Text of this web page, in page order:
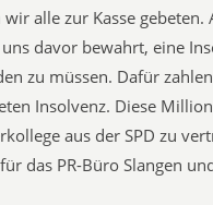
alle zur Kasse
davor bewahrt, eine
zu müssen. Dafür
Insolvenz. Diese
aus der SPD zu
das PR-Büro Slangen